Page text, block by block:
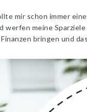
mir schon immer
werfen meine
bringen und